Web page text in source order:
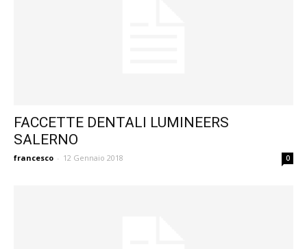
FACCETTE DENTALI LUMINEERS
SALERNO
francesco - 12 Gennaio 2018 0